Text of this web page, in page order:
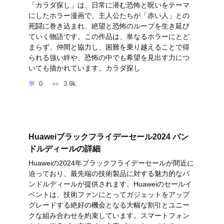
「カラダ探し」は、日常に潜む恐怖と呪いをテーマ
にしたホラー漫画で、主人公たちが「赤い人」との
死闘に巻き込まれ、絶望と恐怖のループを生き延び
ていく物語です。この作品は、単なるホラーにとど
まらず、仲間と協力し、困難を乗り越えることで得
られる強い絆や、恐怖の中でも希望を見出す力につ
いても描かれています。カラダ探し
0 3.9k.
Huaweiブラックフライデーセール2024 バン
ドルディールの詳細
Huaweiの2024年ブラックフライデーセールが間近に
迫っており、最先端の技術製品に対する魅力的なバ
ンドルディールが提供されます。Huaweiのセールイ
ベントは、技術ファンにとってガジェットをアップ
グレードする絶好の機会となる大幅な割引とユニー
クな組み合わせを約束しています。スマートフォン